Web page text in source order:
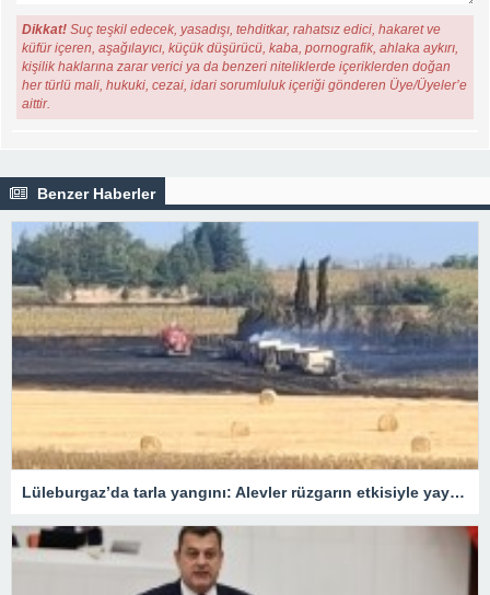
Dikkat! Suç teşkil edecek, yasadışı, tehditkar, rahatsız edici, hakaret ve
küfür içeren, aşağılayıcı, küçük düşürücü, kaba, pornografik, ahlaka aykırı,
kişilik haklarına zarar verici ya da benzeri niteliklerde içeriklerden doğan
her türlü mali, hukuki, cezai, idari sorumluluk içeriği gönderen Üye/Üyeler’e
aittir.
Benzer Haberler
Lüleburgaz’da tarla yangını: Alevler rüzgarın etkisiyle yayıldı